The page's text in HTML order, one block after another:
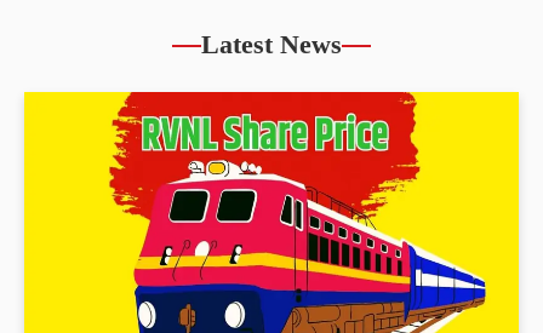
Latest News